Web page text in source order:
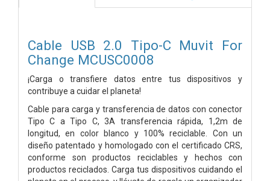
Cable USB 2.0 Tipo-C Muvit For
Change MCUSC0008
¡Carga o transfiere datos entre tus dispositivos y
contribuye a cuidar el planeta!
Cable para carga y transferencia de datos con conector
Tipo C a Tipo C, 3A transferencia rápida, 1,2m de
longitud, en color blanco y 100% reciclable. Con un
diseño patentado y homologado con el certificado CRS,
conforme son productos reciclables y hechos con
productos reciclados. Carga tus dispositivos cuidando el